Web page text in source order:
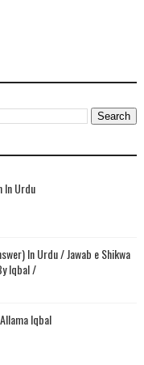
In Urdu
In Urdu / Jawab e Shikwa
Iqbal /
Iqbal